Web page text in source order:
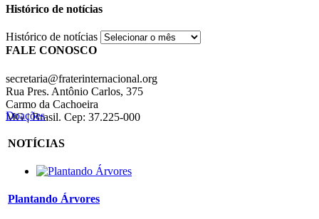
Histórico de notícias
Histórico de notícias
FALE CONOSCO
secretaria@fraterinternacional.org
Rua Pres. Antônio Carlos, 375
Carmo da Cachoeira
MG | Brasil. Cep: 37.225-000
Doações
NOTÍCIAS
Plantando Árvores